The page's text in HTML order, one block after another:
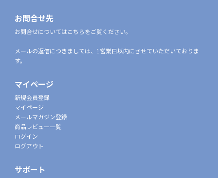
お問合せ先
お問合せについてはこちらをご覧ください。
メールの返信につきましては、1営業日以内にさせていただいておりま
す。
マイページ
新規会員登録
マイページ
メールマガジン登録
商品レビュー一覧
ログイン
ログアウト
サポート